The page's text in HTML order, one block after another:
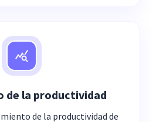
de la productividad
de la productividad de